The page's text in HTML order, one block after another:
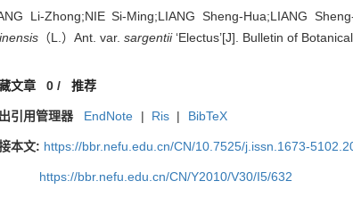
Li-Zhong;NIE Si-Ming;LIANG Sheng-Hua;LIANG
（L.）Ant. var. sargentii‘Electus’[J]. Bulletin of
文章 0 /推荐
引用管理器 EndNote | Ris | BibTeX
本文: https://bbr.nefu.edu.cn/CN/10.7525/j.issn.1673-
https://bbr.nefu.edu.cn/CN/Y2010/V30/I5/632